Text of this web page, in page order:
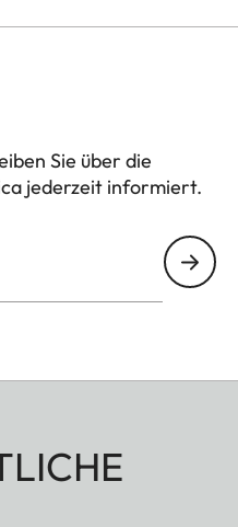
Sie über die
jederzeit informiert.